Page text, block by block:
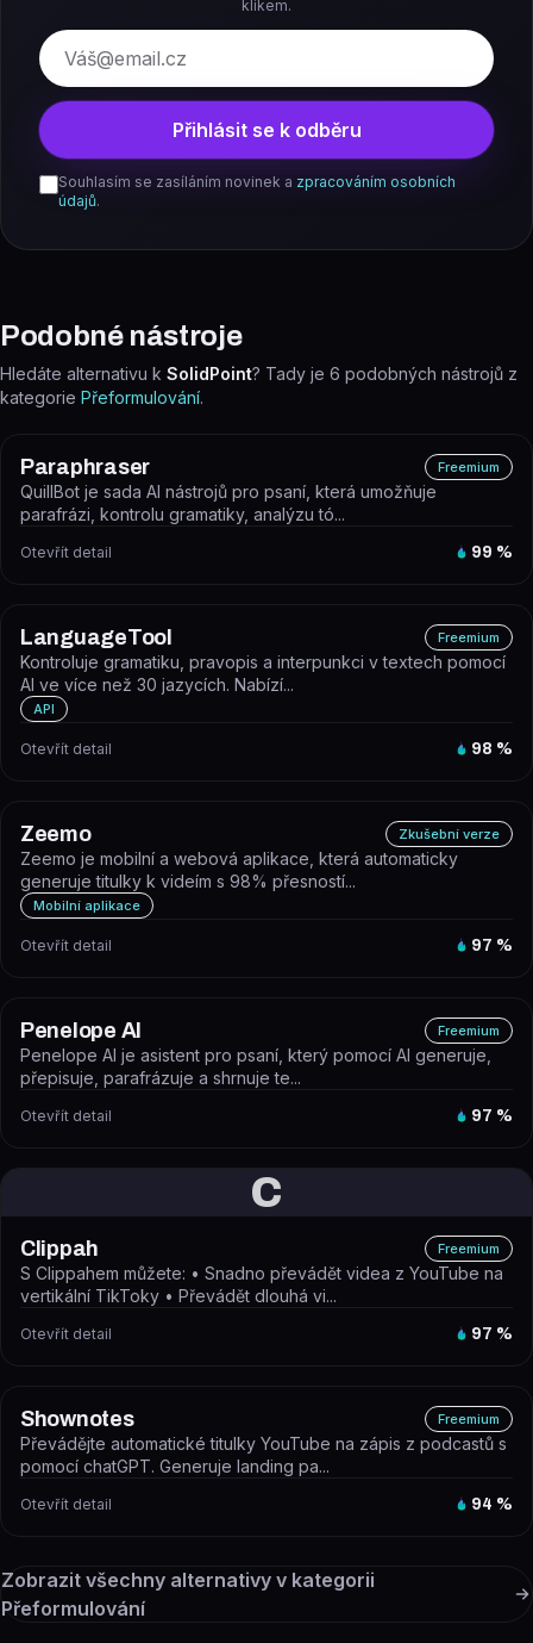
klikem.
E-mail
Přihlásit se k odběru
Souhlasím se zasíláním novinek a zpracováním osobních
údajů.
Podobné nástroje
Hledáte alternativu k SolidPoint? Tady je 6 podobných nástrojů z
kategorie Přeformulování.
Paraphraser Freemium
QuillBot je sada AI nástrojů pro psaní, která umožňuje
parafrázi, kontrolu gramatiky, analýzu tó...
Otevřít detail 99 %
LanguageTool Freemium
Kontroluje gramatiku, pravopis a interpunkci v textech pomocí
AI ve více než 30 jazycích. Nabízí...
API
Otevřít detail 98 %
Zeemo Zkušební verze
Zeemo je mobilní a webová aplikace, která automaticky
generuje titulky k videím s 98% přesností...
Mobilní aplikace
Otevřít detail 97 %
Penelope AI Freemium
Penelope AI je asistent pro psaní, který pomocí AI generuje,
přepisuje, parafrázuje a shrnuje te...
Otevřít detail 97 %
C
Clippah Freemium
S Clippahem můžete: • Snadno převádět videa z YouTube na
vertikální TikToky • Převádět dlouhá vi...
Otevřít detail 97 %
Shownotes Freemium
Převádějte automatické titulky YouTube na zápis z podcastů s
pomocí chatGPT. Generuje landing pa...
Otevřít detail 94 %
Zobrazit všechny alternativy v kategorii
Přeformulování